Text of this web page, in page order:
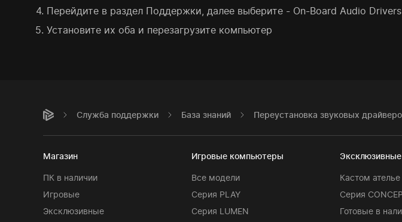
Перейдите в раздел Поддержки, далее выберите - On-Board Audio
Установите их оба и перезагрузите компьютер
Служба поддержки База знаний Переустановка звуковых
Магазин
ПК в наличии
Игровые
Эксклюзивные
Игровые компьютеры
Все модели
Серия PLAY
Серия LUMEN
Эксклюзивные
Кастом ателье
Серия
Готовые в